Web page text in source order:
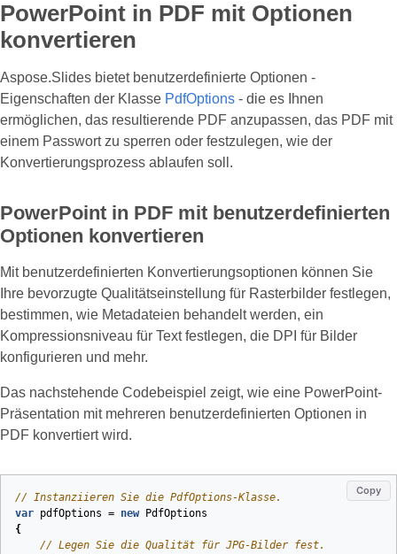
PowerPoint in PDF mit Optionen
konvertieren
Aspose.Slides bietet benutzerdefinierte Optionen -
Eigenschaften der Klasse PdfOptions - die es Ihnen
ermöglichen, das resultierende PDF anzupassen, das PDF mit
einem Passwort zu sperren oder festzulegen, wie der
Konvertierungsprozess ablaufen soll.
PowerPoint in PDF mit benutzerdefinierten
Optionen konvertieren
Mit benutzerdefinierten Konvertierungsoptionen können Sie
Ihre bevorzugte Qualitätseinstellung für Rasterbilder festlegen,
bestimmen, wie Metadateien behandelt werden, ein
Kompressionsniveau für Text festlegen, die DPI für Bilder
konfigurieren und mehr.
Das nachstehende Codebeispiel zeigt, wie eine PowerPoint-
Präsentation mit mehreren benutzerdefinierten Optionen in
PDF konvertiert wird.
Copy
// Instanziieren Sie die PdfOptions‑Klasse.
var pdfOptions = new
PdfOptions
{
// Legen Sie die Qualität für JPG‑Bilder fest.